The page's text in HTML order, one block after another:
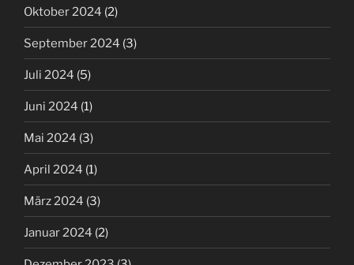
Oktober 2024 (2)
September 2024 (3)
Juli 2024 (5)
Juni 2024 (1)
Mai 2024 (3)
April 2024 (1)
März 2024 (3)
Januar 2024 (2)